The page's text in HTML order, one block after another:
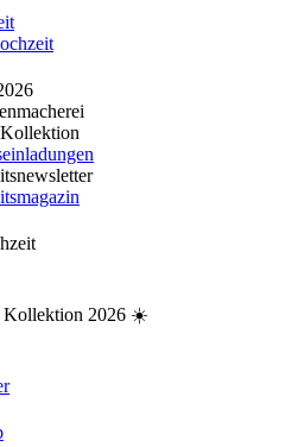
Kollektion 2026 ☀️